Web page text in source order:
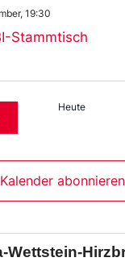
Stammtisch
19:30
Heute
Kalender abonnieren
Wettstein-